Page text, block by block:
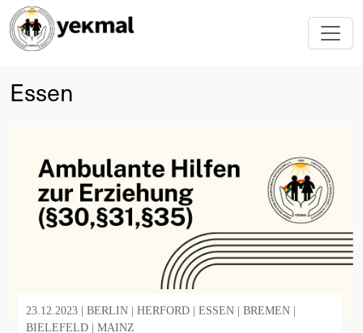
Essen
23.12.2023 | BERLIN HERFORD ESSEN BREMEN
BIELEFELD
MAINZ